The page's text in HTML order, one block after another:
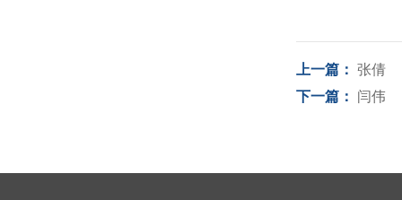
上一篇： 张倩
下一篇： 闫伟